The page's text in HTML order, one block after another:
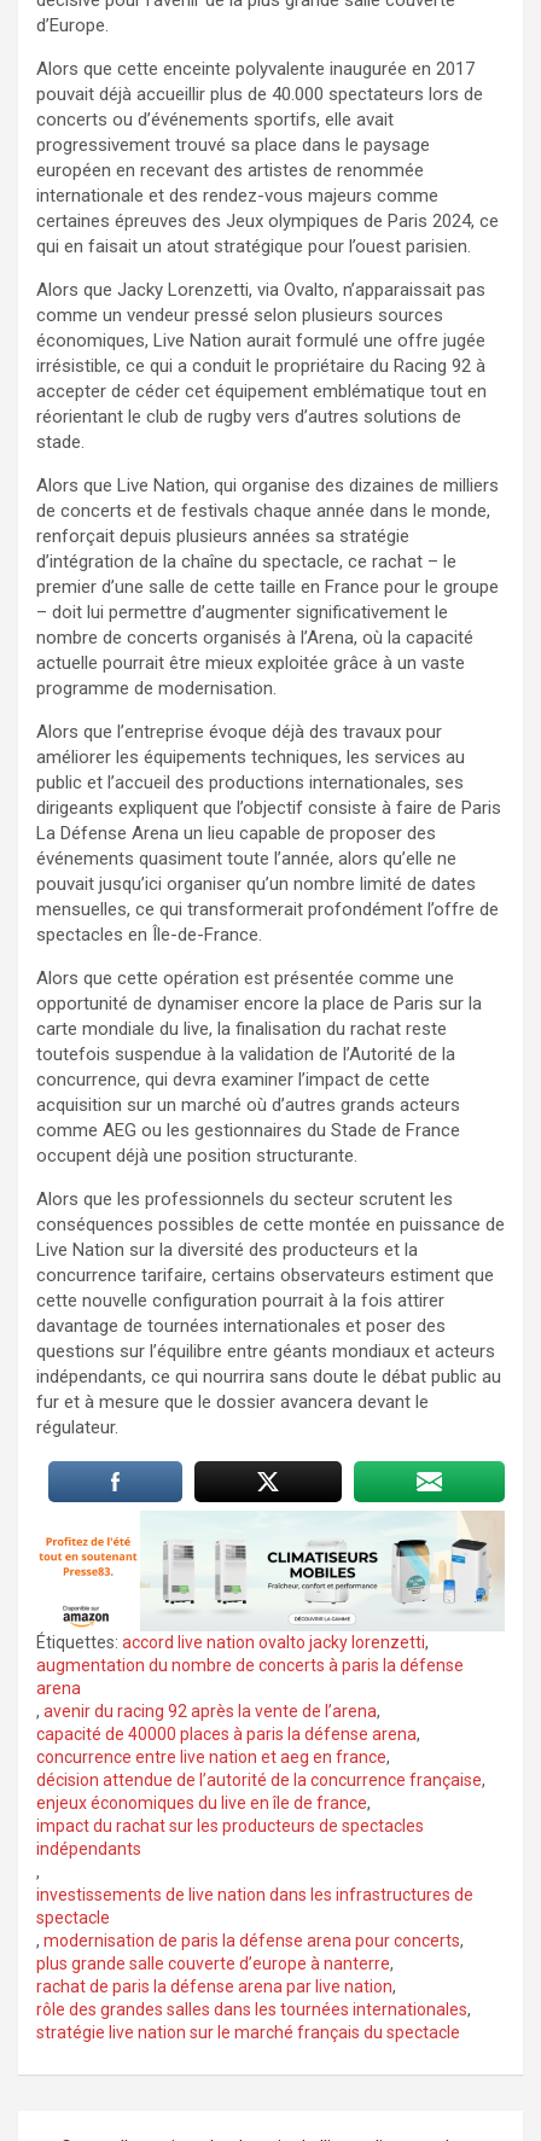
d’Europe.
Alors que cette enceinte polyvalente inaugurée en 2017
pouvait déjà accueillir plus de 40.000 spectateurs lors de
concerts ou d’événements sportifs, elle avait
progressivement trouvé sa place dans le paysage
européen en recevant des artistes de renommée
internationale et des rendez-vous majeurs comme
certaines épreuves des Jeux olympiques de Paris 2024, ce
qui en faisait un atout stratégique pour l’ouest parisien.
Alors que Jacky Lorenzetti, via Ovalto, n’apparaissait pas
comme un vendeur pressé selon plusieurs sources
économiques, Live Nation aurait formulé une offre jugée
irrésistible, ce qui a conduit le propriétaire du Racing 92 à
accepter de céder cet équipement emblématique tout en
réorientant le club de rugby vers d’autres solutions de
stade.
Alors que Live Nation, qui organise des dizaines de milliers
de concerts et de festivals chaque année dans le monde,
renforçait depuis plusieurs années sa stratégie
d’intégration de la chaîne du spectacle, ce rachat – le
premier d’une salle de cette taille en France pour le groupe
– doit lui permettre d’augmenter significativement le
nombre de concerts organisés à l’Arena, où la capacité
actuelle pourrait être mieux exploitée grâce à un vaste
programme de modernisation.
Alors que l’entreprise évoque déjà des travaux pour
améliorer les équipements techniques, les services au
public et l’accueil des productions internationales, ses
dirigeants expliquent que l’objectif consiste à faire de Paris
La Défense Arena un lieu capable de proposer des
événements quasiment toute l’année, alors qu’elle ne
pouvait jusqu’ici organiser qu’un nombre limité de dates
mensuelles, ce qui transformerait profondément l’offre de
spectacles en Île-de-France.
Alors que cette opération est présentée comme une
opportunité de dynamiser encore la place de Paris sur la
carte mondiale du live, la finalisation du rachat reste
toutefois suspendue à la validation de l’Autorité de la
concurrence, qui devra examiner l’impact de cette
acquisition sur un marché où d’autres grands acteurs
comme AEG ou les gestionnaires du Stade de France
occupent déjà une position structurante.
Alors que les professionnels du secteur scrutent les
conséquences possibles de cette montée en puissance de
Live Nation sur la diversité des producteurs et la
concurrence tarifaire, certains observateurs estiment que
cette nouvelle configuration pourrait à la fois attirer
davantage de tournées internationales et poser des
questions sur l’équilibre entre géants mondiaux et acteurs
indépendants, ce qui nourrira sans doute le débat public au
fur et à mesure que le dossier avancera devant le
régulateur.
Étiquettes: accord live nation ovalto jacky lorenzetti,
augmentation du nombre de concerts à paris la défense
arena
, avenir du racing 92 après la vente de l’arena,
capacité de 40000 places à paris la défense arena,
concurrence entre live nation et aeg en france,
décision attendue de l’autorité de la concurrence française,
enjeux économiques du live en île de france,
impact du rachat sur les producteurs de spectacles
indépendants
,
investissements de live nation dans les infrastructures de
spectacle
, modernisation de paris la défense arena pour concerts,
plus grande salle couverte d’europe à nanterre,
rachat de paris la défense arena par live nation,
rôle des grandes salles dans les tournées internationales,
stratégie live nation sur le marché français du spectacle